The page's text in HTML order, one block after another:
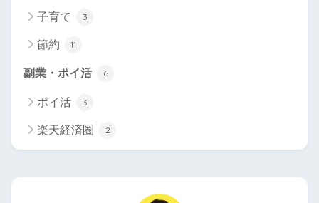
子育て 3
節約 11
副業・ポイ活 6
ポイ活 3
楽天経済圏 2